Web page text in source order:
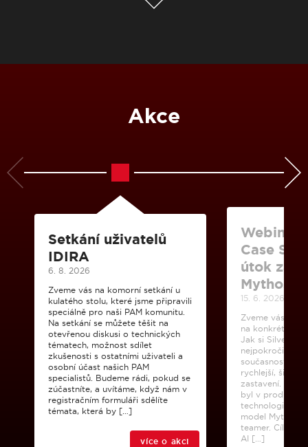
Akce
Setkání uživatelů
IDIRA
6. 8. 2026
Zveme vás na komorní setkání u
kulatého stolu, které jsme připravili
speciálně pro naši PAM komunitu.
Na setkání se můžete těšit na
otevřenou diskusi o technických
tématech, možnost sdílet
zkušenosti s ostatními uživateli a
osobní účast našich PAM
specialistů. Budeme rádi, pokud se
zúčastníte, a uvítáme, když nám v
registračním formuláři sdělíte
témata, která by […]
více o akci
Case
útok
Mythosu
15. 6. 2026
Zveme vás na
na konkrétní
Jak si Silverfort
současnosti? AI
rychlejší, širší a
zastavení. V
byl v
technologické
model Mythos
teamer. Cílem
AI […]